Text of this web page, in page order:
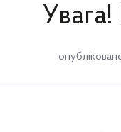
Увага!